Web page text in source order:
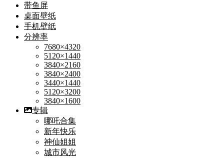
带鱼屏
桌面壁纸
手机壁纸
分辨率
7680×4320
5120×1440
3840×2160
3840×2400
3440×1440
5120×3200
3840×1600
专辑
哪吒合集
新年快乐
神仙姐姐
城市风光